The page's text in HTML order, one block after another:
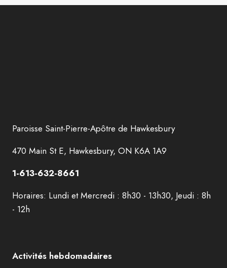
Paroisse Saint-Pierre-Apôtre de Hawkesbury
470 Main St E, Hawkesbury, ON K6A 1A9
1-613-632-8661
Horaires: Lundi et Mercredi : 8h30 - 13h30, Jeudi : 8h
- 12h
Activités hebdomadaires